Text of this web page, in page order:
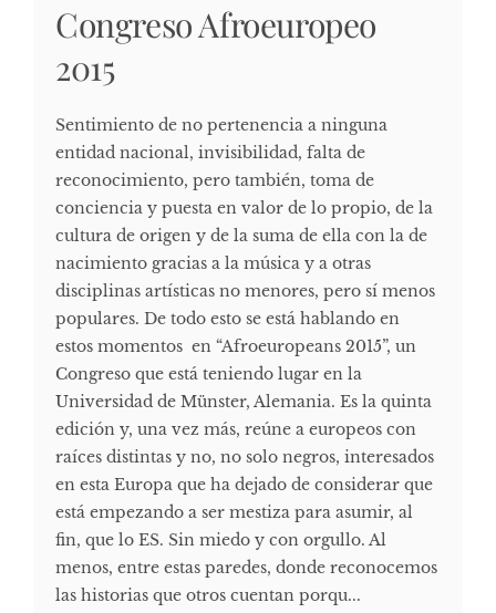
Congreso Afroeuropeo
2015
Sentimiento de no pertenencia a ninguna
entidad nacional, invisibilidad, falta de
reconocimiento, pero también, toma de
conciencia y puesta en valor de lo propio, de la
cultura de origen y de la suma de ella con la de
nacimiento gracias a la música y a otras
disciplinas artísticas no menores, pero sí menos
populares. De todo esto se está hablando en
estos momentos en “Afroeuropeans 2015”, un
Congreso que está teniendo lugar en la
Universidad de Münster, Alemania. Es la quinta
edición y, una vez más, reúne a europeos con
raíces distintas y no, no solo negros, interesados
en esta Europa que ha dejado de considerar que
está empezando a ser mestiza para asumir, al
fin, que lo ES. Sin miedo y con orgullo. Al
menos, entre estas paredes, donde reconocemos
las historias que otros cuentan porqu...